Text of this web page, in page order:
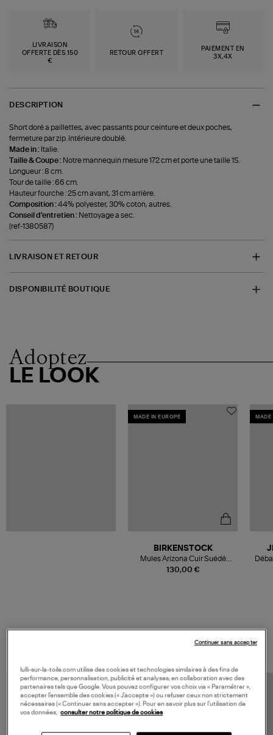
LIVRAISON
OFFERTE DÈS 150
€
RETOUR OFFERT
PAIEMENT EN
3X,4X
DESCRIPTION
Short doré a paillettes, avec passants pour ceinture et deux poches,
fermeture par zip. Intérieure doublé.
Made in : Italie.
Taille & Coupe : Notre mannequin mesure 172 cm et porte une taille 1S.
Longueur : 8 cm.
Tour de taille : 66 cm.
Hauteur fourche : 25 cm avant, 31 cm arrière.
Composition :44% polyester, 30% coton, autres.
Conseil d'entretien : Nettoyage a sec.
(ref-1380587)
LIVRAISON ET RETOUR
DISPONIBILITÉ BOUTIQUE
Adoptez
LE LOOK
MADE IN EUROPE
130,00 €
BIRKENSTOCK
Mules Arizona Cuir Suédé
Taupe
MADE
lulli-sur-la-toile.com utilise des cookies et technologies similaires à des fins de
performance, personnalisation, publicité et analyses, en collaboration avec des
partenaires tels que Google. Vous pouvez configurer vos choix via « Paramétrer »,
accepter l’ensemble des cookies (« J’accepte ») ou refuser ceux non strictement
nécessaires (« Continuer sans accepter »). Pour en savoir plus sur l’utilisation de
vos données, consulter notre politique de cookies
Continuer sans accepter